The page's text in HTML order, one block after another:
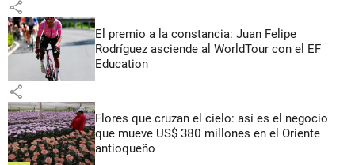
share
El premio a la constancia: Juan Felipe
Rodríguez asciende al WorldTour con el EF
Education
share
Flores que cruzan el cielo: así es el negocio
que mueve US$ 380 millones en el Oriente
antioqueño